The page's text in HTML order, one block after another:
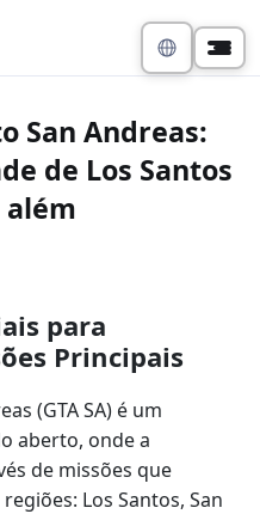
San Andreas:
de Los Santos
além
para
Principais
(GTA SA) é um
aberto, onde a
de missões que
Los Santos, San